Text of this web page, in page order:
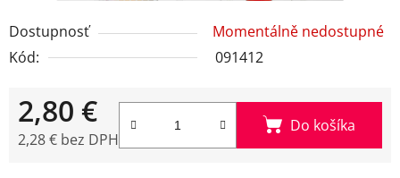
Dostupnosť
Momentálně nedostupné
Kód:
091412
2,80 €
2,28 € bez DPH
Do košíka